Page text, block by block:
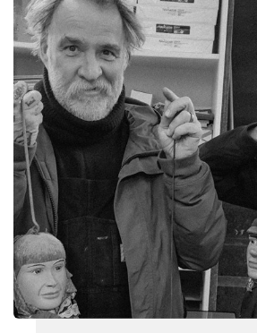
Agenda
Follow us
Presse
Groups and tour operators
FR EN DE